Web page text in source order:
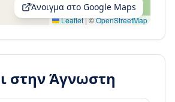
Leaflet|©OpenStreetMap
Άνοιγμα στο Google Maps
στηνΆγνωστη